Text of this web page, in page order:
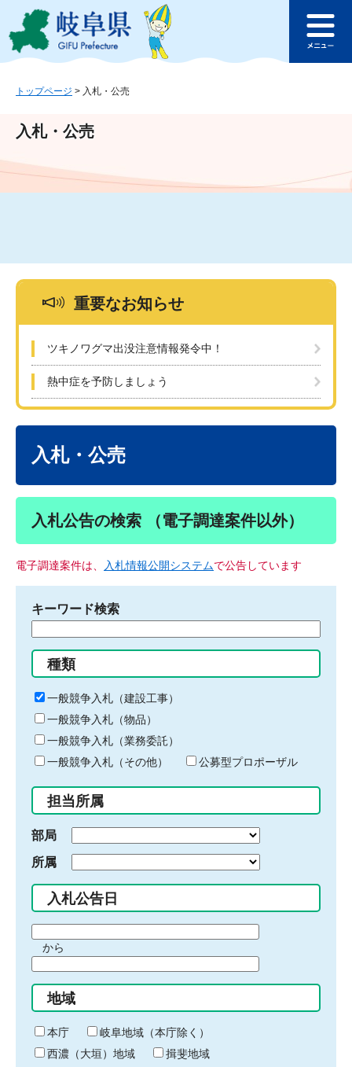
ジ
ュ
文
このページの本文へ
ュ
トップページ > 入札・公売
入札・公売
重要なお知らせ
ツキノワグマ出没注意情報発令中！
熱中症を予防しましょう
入札・公売
入札公告の検索 （電子調達案件以外）
電子調達案件は、 入札情報公開システムで公告しています
キーワード検索
る
キ
ー
ワ
ー
ド
入
力
種類
一般競争入札（建設工事）
一般競争入札（物品）
一般競争入札（業務委託）
一般競争入札（その他）
公募型プロポーザル
担当所属
部局
所属
入札公告日
間
始
り
から
間
終
わ
り
地域
本庁
岐阜地域（本庁除く）
西濃（大垣）地域
揖斐地域